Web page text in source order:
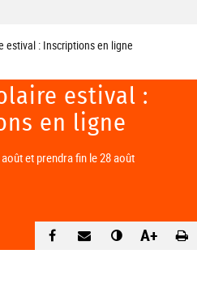
estival : Inscriptions en ligne
estival :
en ligne
et prendra fin le 28 août
A+